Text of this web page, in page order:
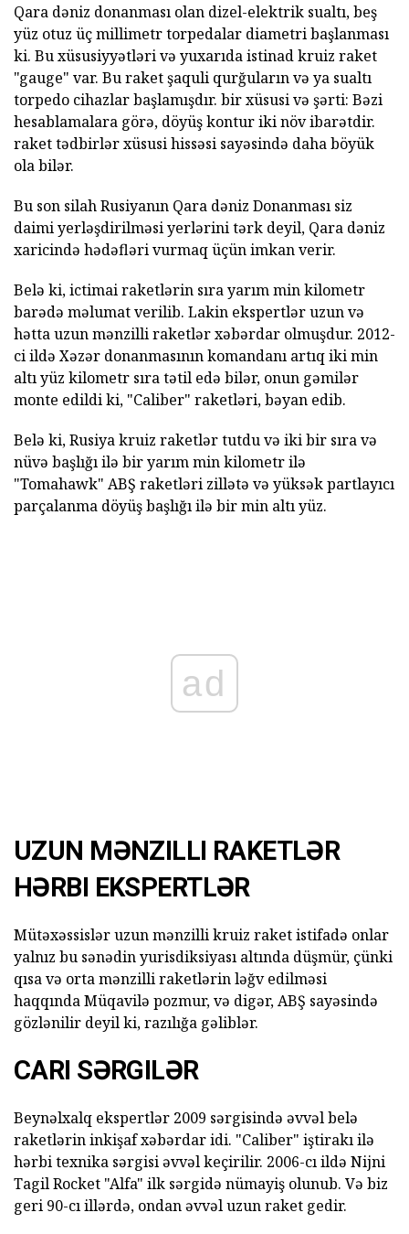
Qara dəniz donanması olan dizel-elektrik sualtı, beş
yüz otuz üç millimetr torpedalar diametri başlanması
ki. Bu xüsusiyyətləri və yuxarıda istinad kruiz raket
"gauge" var. Bu raket şaquli qurğuların və ya sualtı
torpedo cihazlar başlamışdır. bir xüsusi və şərti: Bəzi
hesablamalara görə, döyüş kontur iki növ ibarətdir.
raket tədbirlər xüsusi hissəsi sayəsində daha böyük
ola bilər.
Bu son silah Rusiyanın Qara dəniz Donanması siz
daimi yerləşdirilməsi yerlərini tərk deyil, Qara dəniz
xaricində hədəfləri vurmaq üçün imkan verir.
Belə ki, ictimai raketlərin sıra yarım min kilometr
barədə məlumat verilib. Lakin ekspertlər uzun və
hətta uzun mənzilli raketlər xəbərdar olmuşdur. 2012-
ci ildə Xəzər donanmasının komandanı artıq iki min
altı yüz kilometr sıra tətil edə bilər, onun gəmilər
monte edildi ki, "Caliber" raketləri, bəyan edib.
Belə ki, Rusiya kruiz raketlər tutdu və iki bir sıra və
nüvə başlığı ilə bir yarım min kilometr ilə
"Tomahawk" ABŞ raketləri zillətə və yüksək partlayıcı
parçalanma döyüş başlığı ilə bir min altı yüz.
ad
UZUN MƏNZILLI RAKETLƏR
HƏRBI EKSPERTLƏR
Mütəxəssislər uzun mənzilli kruiz raket istifadə onlar
yalnız bu sənədin yurisdiksiyası altında düşmür, çünki
qısa və orta mənzilli raketlərin ləğv edilməsi
haqqında Müqavilə pozmur, və digər, ABŞ sayəsində
gözlənilir deyil ki, razılığa gəliblər.
CARI SƏRGILƏR
Beynəlxalq ekspertlər 2009 sərgisində əvvəl belə
raketlərin inkişaf xəbərdar idi. "Caliber" iştirakı ilə
hərbi texnika sərgisi əvvəl keçirilir. 2006-cı ildə Nijni
Tagil Rocket "Alfa" ilk sərgidə nümayiş olunub. Və biz
geri 90-cı illərdə, ondan əvvəl uzun raket gedir.